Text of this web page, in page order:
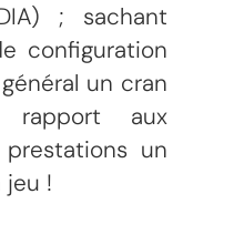
; sachant
configuration
un cran
rapport aux
un
jeu !